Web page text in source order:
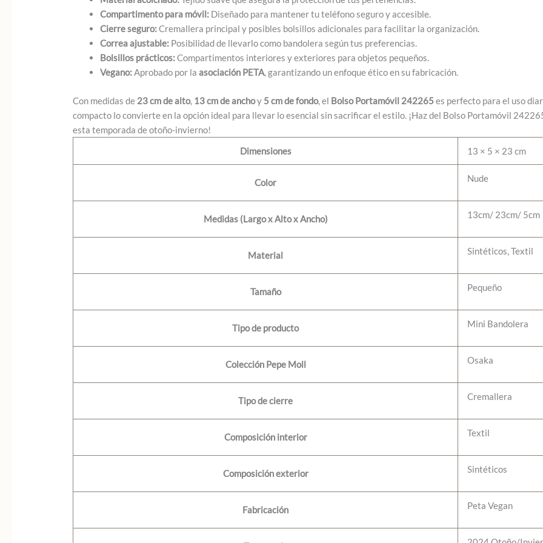
Compartimento para móvil: Diseñado para mantener tu teléfono seguro y accesible.
Cierre seguro:Cremallera principal y posibles bolsillos adicionales para facilitar la organización.
Correa ajustable: Posibilidad de llevarlo como bandolera según tus preferencias.
Bolsillos prácticos:Compartimentos interiores y exteriores para objetos pequeños.
Vegano:Aprobado por laasociación PETA, garantizando un enfoque ético en su fabricación.
Con medidas de 23 cm de alto, 13 cm de anchoy 5 cm de fondo, el Bolso Portamóvil 242265es perfecto para el uso
compacto lo convierte en la opción ideal para llevar lo esencial sin sacrificar el estilo. ¡Haz del Bolso Portamóvil
esta temporada de otoño-invierno!
Dimensiones
13 × 5 × 23 cm
Color Nude
Medidas (Largo x Alto x Ancho) 13cm/ 23cm/ 5cm
Material Sintéticos, Textil
Tamaño Pequeño
Tipo de producto Mini Bandolera
Colección Pepe Moll Osaka
Tipo de cierre Cremallera
Composición interior Textil
Composición exterior Sintéticos
Fabricación Peta Vegan